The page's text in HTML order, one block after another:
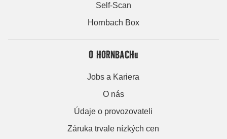
Self-Scan
Hornbach Box
O HORNBACHu
Jobs a Kariera
O nás
Údaje o provozovateli
Záruka trvale nízkých cen